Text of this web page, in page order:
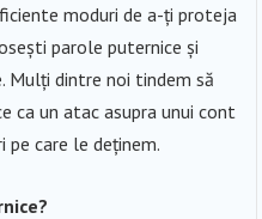
moduri de a-ți proteja
parole puternice și
Mulți dintre noi tindem să
ca un atac asupra unui cont
care le deținem.